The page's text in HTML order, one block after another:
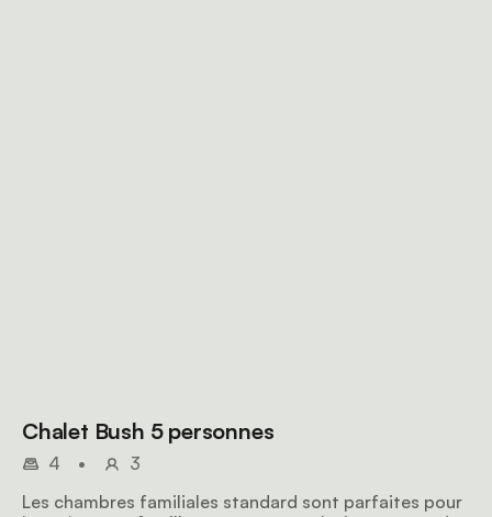
Chalet Bush 5 personnes
4 •
3
Les chambres familiales standard sont parfaites pour